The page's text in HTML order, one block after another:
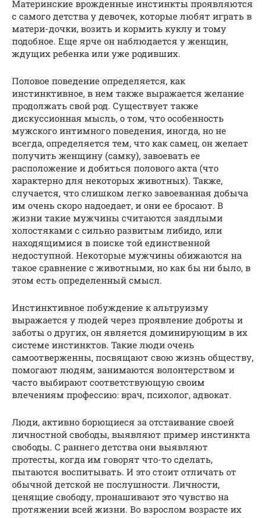
Материнские врожденные инстинкты проявляются
с самого детства у девочек, которые любят играть в
матери-дочки, возить и кормить куклу и тому
подобное. Еще ярче он наблюдается у женщин,
ждущих ребенка или уже родивших.
Половое поведение определяется, как
инстинктивное, в нем также выражается желание
продолжать свой род. Существует также
дискуссионная мысль, о том, что особенность
мужского интимного поведения, иногда, но не
всегда, определяется тем, что как самец, он желает
получить женщину (самку), завоевать ее
расположение и добиться полового акта (что
характерно для некоторых животных). Также,
случается, что слишком легко завоеванная добыча
им очень скоро надоедает, и они ее бросают. В
жизни такие мужчины считаются заядлыми
холостяками с сильно развитым либидо, или
находящимися в поиске той единственной
недоступной. Некоторые мужчины обижаются на
такое сравнение с животными, но как бы ни было, в
этом есть определенный смысл.
Инстинктивное побуждение к альтруизму
выражается у людей через проявление доброты и
заботы о других, он является доминирующим в их
системе инстинктов. Такие люди очень
самоотверженны, посвящают свою жизнь обществу,
помогают людям, занимаются волонтерством и
часто выбирают соответствующую своим
влечениям профессию: врач, психолог, адвокат.
Люди, активно борющиеся за отстаивание своей
личностной свободы, выявляют пример инстинкта
свободы. С раннего детства они выявляют
протесты, когда им говорят что-то сделать,
пытаются воспитывать. И это стоит отличать от
обычной детской не послушности. Личности,
ценящие свободу, пронашивают это чувство на
протяжении всей жизни. Во взрослом возрасте их